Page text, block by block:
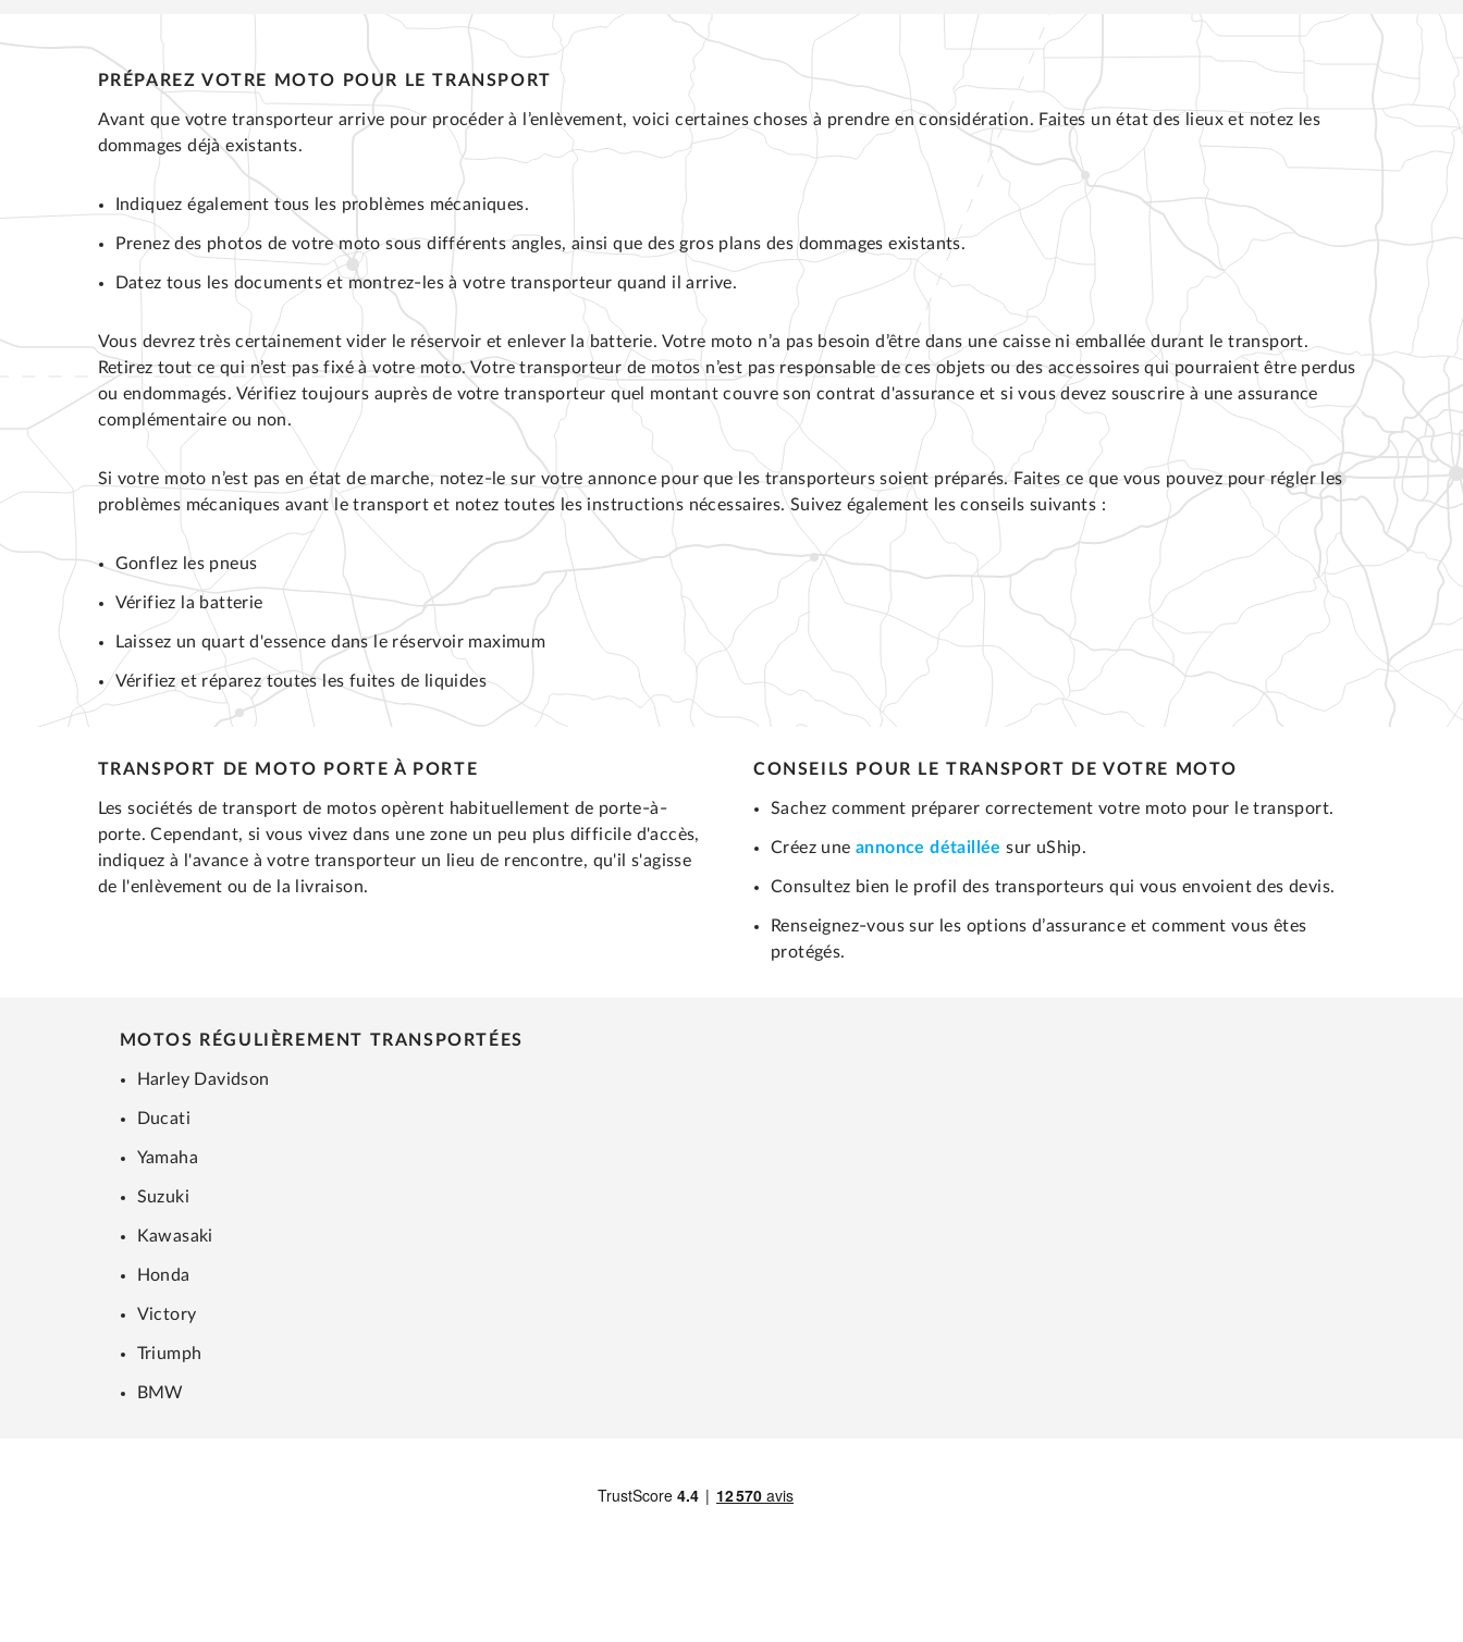
PRÉPAREZ VOTRE MOTO POUR LE TRANSPORT
Avant que votre transporteur arrive pour procéder à l’enlèvement, voici certaines choses à prendre en considération. Faites un état des lieux et notez les
dommages déjà existants.
Indiquez également tous les problèmes mécaniques.
Prenez des photos de votre moto sous différents angles, ainsi que des gros plans des dommages existants.
Datez tous les documents et montrez-les à votre transporteur quand il arrive.
Vous devrez très certainement vider le réservoir et enlever la batterie. Votre moto n’a pas besoin d’être dans une caisse ni emballée durant le transport.
Retirez tout ce qui n’est pas fixé à votre moto. Votre transporteur de motos n’est pas responsable de ces objets ou des accessoires qui pourraient être perdus
ou endommagés. Vérifiez toujours auprès de votre transporteur quel montant couvre son contrat d'assurance et si vous devez souscrire à une assurance
complémentaire ou non.
Si votre moto n’est pas en état de marche, notez-le sur votre annonce pour que les transporteurs soient préparés. Faites ce que vous pouvez pour régler les
problèmes mécaniques avant le transport et notez toutes les instructions nécessaires. Suivez également les conseils suivants :
Gonflez les pneus
Vérifiez la batterie
Laissez un quart d'essence dans le réservoir maximum
Vérifiez et réparez toutes les fuites de liquides
TRANSPORT DE MOTO PORTE À PORTE
Les sociétés de transport de motos opèrent habituellement de porte-à-
porte. Cependant, si vous vivez dans une zone un peu plus difficile d'accès,
indiquez à l'avance à votre transporteur un lieu de rencontre, qu'il s'agisse
de l'enlèvement ou de la livraison.
CONSEILS POUR LE TRANSPORT DE VOTRE MOTO
Sachez comment préparer correctement votre moto pour le transport.
Créez une annonce détaillée sur uShip.
Consultez bien le profil des transporteurs qui vous envoient des devis.
Renseignez-vous sur les options d’assurance et comment vous êtes
protégés.
MOTOS RÉGULIÈREMENT TRANSPORTÉES
Harley Davidson
Ducati
Yamaha
Suzuki
Kawasaki
Honda
Victory
Triumph
BMW